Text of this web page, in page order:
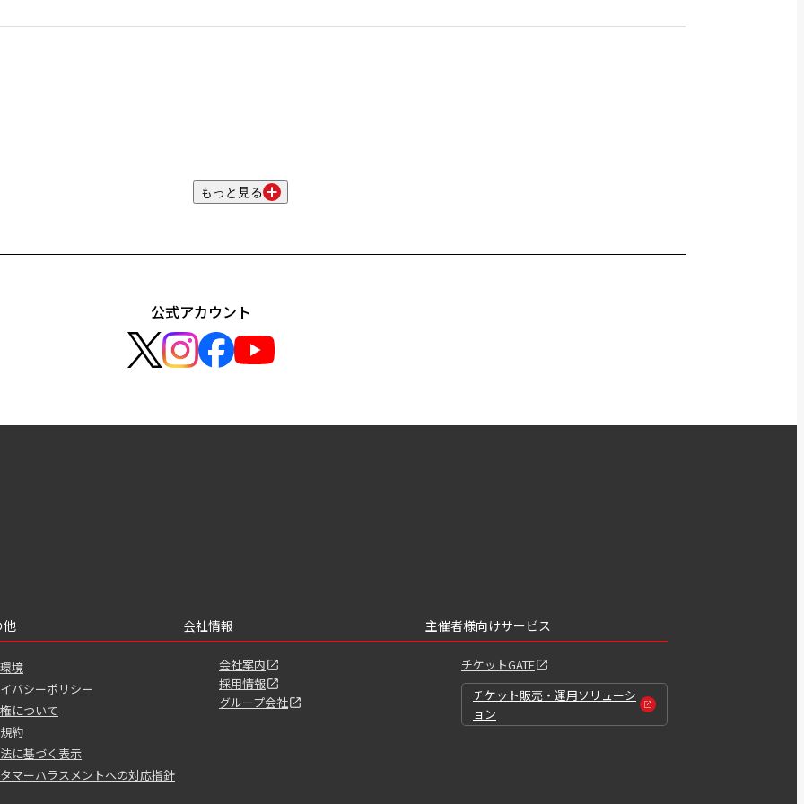
もっと見る
公式アカウント
他
境
バシーポリシー
について
約
に基づく表示
マーハラスメントへの対応指針
会社情報
会社案内
採用情報
グループ会社
主催者様向けサービス
チケットGATE
チケット販売・運用ソリューシ
ョン